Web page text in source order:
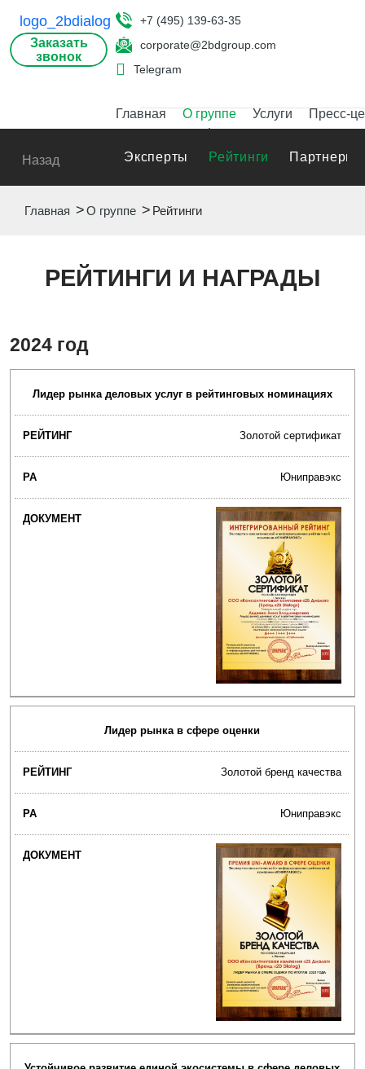
Заказать
звонок
+7 (495) 139-63-35
corporate@2bdgroup.com
Telegram
Главная О группе Услуги Пресс-
Назад Эксперты Рейтинги Партнеры
Главная О группе Рейтинги
РЕЙТИНГИ И НАГРАДЫ
2024 год
Лидер рынка деловых услуг в рейтинговых номинациях
Золотой сертификат
Юниправэкс
Лидер рынка в сфере оценки
Золотой бренд качества
Юниправэкс